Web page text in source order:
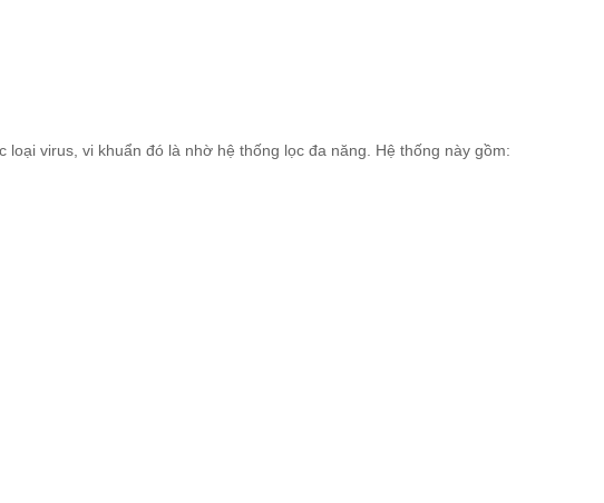
virus, vi khuẩn đó là nhờ hệ thống lọc đa năng. Hệ thống này gồm: